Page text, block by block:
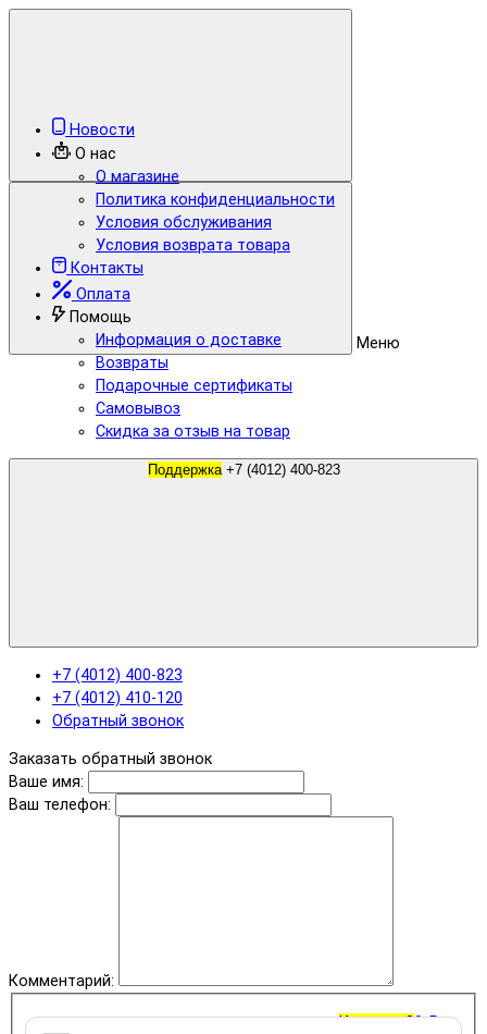
Меню
Корзина 00 ₽
Новости
О нас
О магазине
Политика конфиденциальности
Условия обслуживания
Условия возврата товара
Контакты
Оплата
Помощь
Информация о доставке
Возвраты
Подарочные сертификаты
Самовывоз
Скидка за отзыв на товар
Поддержка +7 (4012) 400-823
+7 (4012) 400-823
+7 (4012) 410-120
Обратный звонок
Заказать обратный звонок
Ваше имя:
Ваш телефон:
Комментарий: